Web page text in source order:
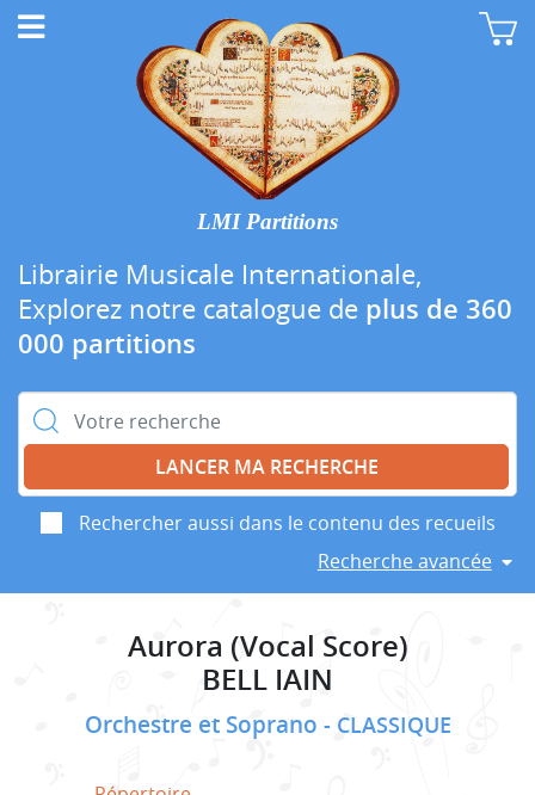
LMI Partitions
Librairie Musicale Internationale,
Explorez notre catalogue de plus de 360
000 partitions
Rechercher :
Rechercher aussi dans le contenu des recueils
Recherche avancée
Aurora (Vocal Score)
BELL IAIN
Orchestre et Soprano CLASSIQUE